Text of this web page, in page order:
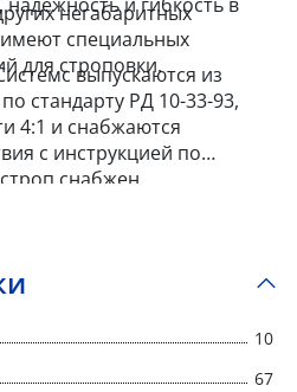
негабаритных
специальных
для строповки.
выпускаются из
стандарту РД 10-33-93,
4:1 и снабжаются
с инструкцией по
снабжен
на которой указан номер,
дата
10
67